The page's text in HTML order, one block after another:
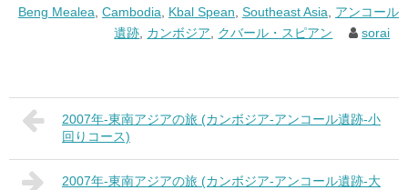
Beng Mealea Cambodia Kbal Spean Southeast Asia
アンコール
遺跡 カンボジア クバール・スピアン sorai
2007年-東南アジアの旅 (カンボジア-アンコール遺跡-小
回りコース)
2007年-東南アジアの旅 (カンボジア-アンコール遺跡-大